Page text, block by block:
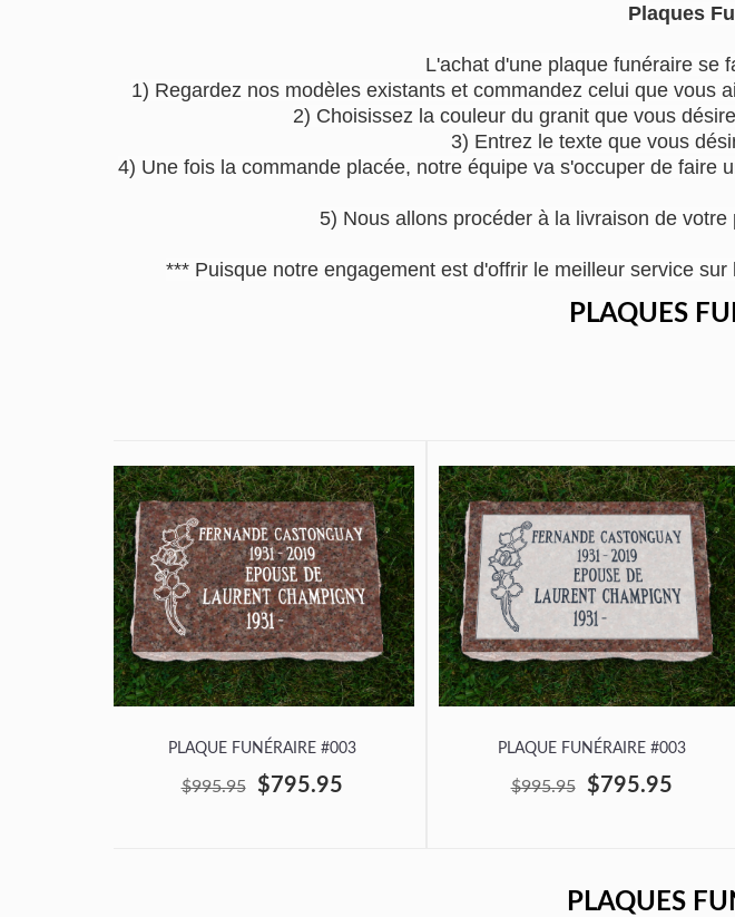
Plaques
L'achat d'une plaque funéraire se
1) Regardez nos modèles existants et commandez celui que vous
2) Choisissez la couleur du granit que vous
3) Entrez le texte que vous
4) Une fois la commande placée, notre équipe va s'occuper de
5) Nous allons procéder à la livraison de
*** Puisque notre engagement est d'offrir le meilleur service
PLAQUES
PLAQUE FUNÉRAIRE #003
$995.95 $795.95
PLAQUE FUNÉRAIRE #003
$995.95 $795.95
PLAQUES